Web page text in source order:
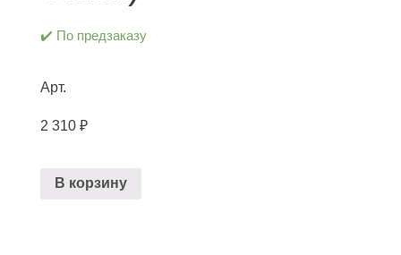
✔️ По предзаказу
Арт.
2 310 ₽
В корзину